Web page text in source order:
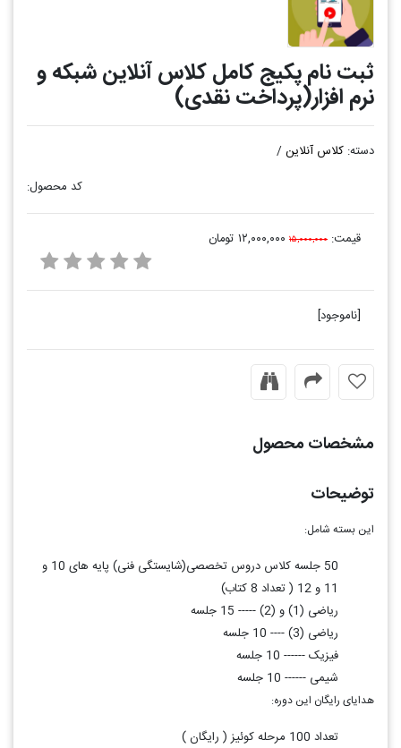
ثبت نام پکیج کامل کلاس آنلاین شبکه و
نرم افزار(پرداخت نقدی)
دسته: کلاس آنلاین/
کد محصول:
قیمت: ۱۵,۰۰۰,۰۰۰ ۱۲,۰۰۰,۰۰۰ تومان
[ناموجود]
مشخصات محصول
توضیحات
این بسته شامل:
50 جلسه کلاس دروس تخصصی(شایستگی فنی) پایه های 10 و
11 و 12 ( تعداد 8 کتاب)
ریاضی (1) و (2) ----- 15 جلسه
ریاضی (3) ---- 10 جلسه
فیزیک ------ 10 جلسه
شیمی ------ 10 جلسه
هدایای رایگان این دوره:
تعداد 100 مرحله کوئیز ( رایگان )